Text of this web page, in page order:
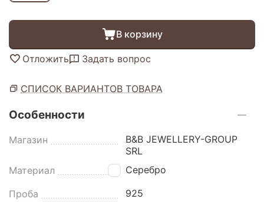
В корзину
Отложить Задать вопрос
СПИСОК ВАРИАНТОВ ТОВАРА
Особенности
Магазин
B&B JEWELLERY-GROUP
SRL
Материал
Серебро
Проба 925